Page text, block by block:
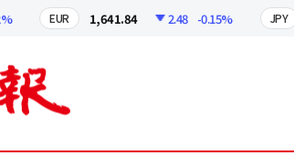
EUR 1,641.84 2.48 -0.15% JPY